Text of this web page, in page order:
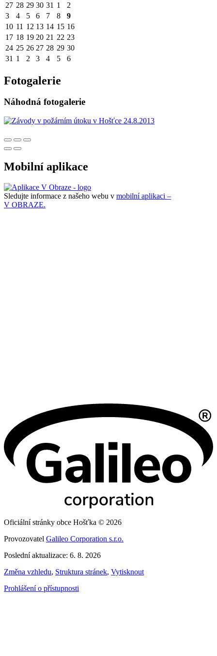
27 28 29 30 31 1
2
3
4 5 6 7 8
9
10 11 12 13 14 15 16
17 18 19 20 21 22 23
24 25 26 27 28 29 30
31 1 2 3 4 5 6
Fotogalerie
Náhodná fotogalerie
Mobilní aplikace
Sledujte informace z našeho webu v mobilní aplikaci –
V OBRAZE.
Oficiální stránky obce Hošťka © 2026
Provozovatel Galileo Corporation s.r.o.
Poslední aktualizace: 6. 8. 2026
Změna vzhledu, Struktura stránek, Vytisknout
Prohlášení o přístupnosti